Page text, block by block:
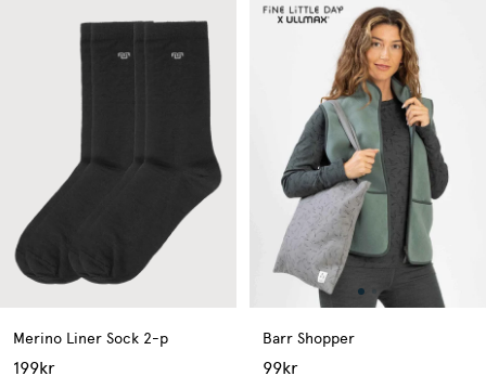
Merino Liner Sock 2-p
199kr
Barr Shopper
99kr